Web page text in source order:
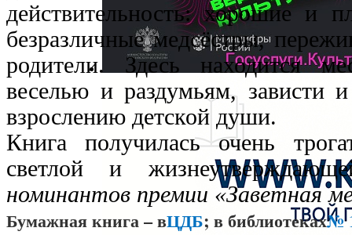
действительность: хорошие и
безразличные медсёстры,
родители. Здесь находится
веселью и раздумьям, зависти
взрослению детской души.
Книга получилась очень
светлой и
номинантов премии «Заветная
Бумажная книга – вЦДБ; в библиотеках№